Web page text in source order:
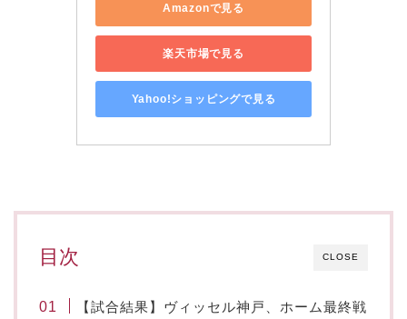
Amazonで見る
楽天市場で見る
Yahoo!ショッピングで見る
CLOSE
目次
【試合結果】ヴィッセル神戸、ホーム最終戦